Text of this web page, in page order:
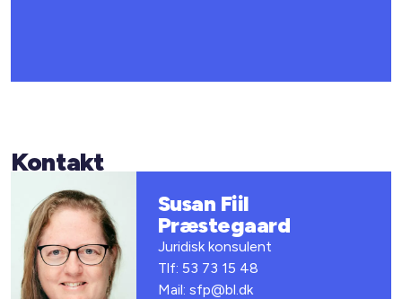
Kontakt
Susan Fiil
Præstegaard
Juridisk konsulent
Tlf: 53 73 15 48
Mail: sfp@bl.dk